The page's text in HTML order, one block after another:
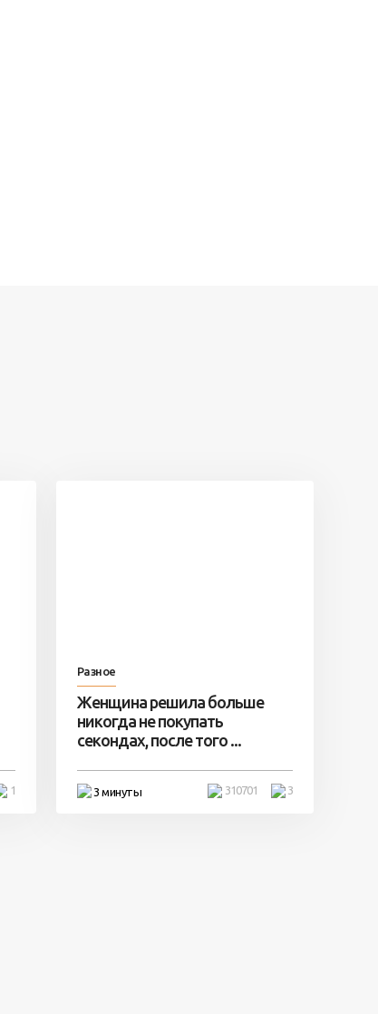
1
Разное
Женщина решила больше
никогда не покупать
секондах, после того ...
3 минуты 3
310701